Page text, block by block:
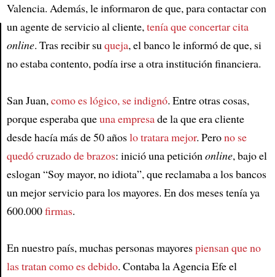
Article
Valencia. Además, le informaron de que, para contactar con
un agente de servicio al cliente,tenía que concertar cita
online. Tras recibir suqueja, el banco le informó de que, si
no estaba contento, podía irse a otra institución financiera.
San Juan,como es lógico, se indignó. Entre otras cosas,
porque esperaba queuna empresade la que era cliente
desde hacía más de 50 añoslo tratara mejor. Perono se
quedó cruzado de brazos: inició una peticiónonline, bajo el
eslogan “Soy mayor, no idiota”, que reclamaba a los bancos
un mejor servicio para los mayores. En dos meses tenía ya
600.000firmas.
En nuestro país, muchas personas mayorespiensan que no
las tratan como es debido. Contaba la Agencia Efe el